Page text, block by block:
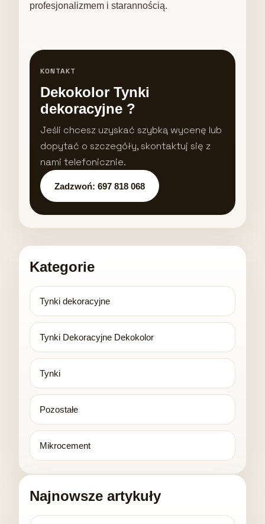
profesjonalizmem i starannością.
KONTAKT
Dekokolor Tynki
dekoracyjne ?
Jeśli chcesz uzyskać szybką wycenę lub
dopytać o szczegóły, skontaktuj się z
nami telefonicznie.
Zadzwoń: 697 818 068
Kategorie
Tynki dekoracyjne
Tynki Dekoracyjne Dekokolor
Tynki
Pozostałe
Mikrocement
Najnowsze artykuły